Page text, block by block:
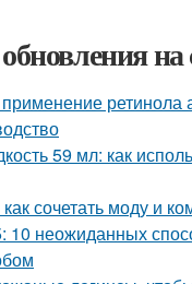
на
ретинола
59 мл: как
сочетать моду и
10 неожиданных